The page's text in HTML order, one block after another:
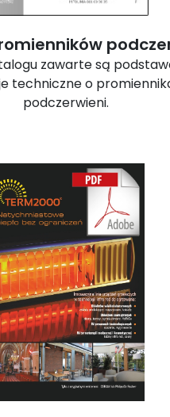
zawarte są
techniczne o
podczerwieni.